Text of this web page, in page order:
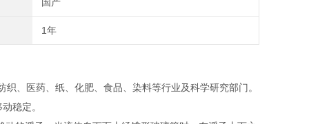
1年
、医药、纸、化肥、食品、染料等行业及科学研究部门。
稳定。